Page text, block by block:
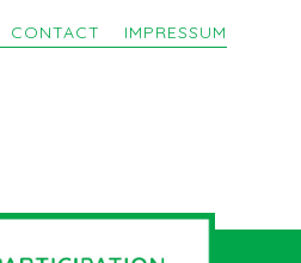
CONTACT IMPRESSUM